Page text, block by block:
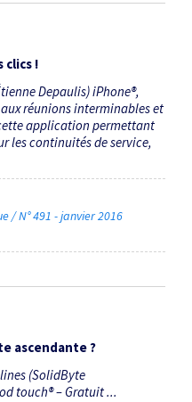
clics !
Depaulis) iPhone®,
réunions interminables et
application permettant
les continuités de service,
/ N° 491 - janvier 2016
ascendante ?
(SolidByte
touch® – Gratuit ...